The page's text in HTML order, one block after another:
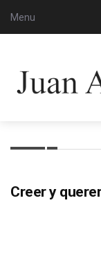
Menu
Creer y querer